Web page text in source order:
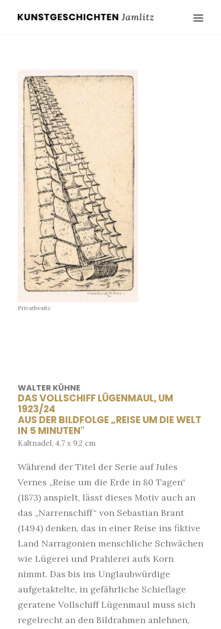
Privatbesitz
WALTER KÜHNE
DAS VOLLSCHIFF LÜGENMAUL, UM
1923/24
AUS DER BILDFOLGE „REISE UM DIE WELT
IN 5 MINUTEN"
Kaltnadel, 4,7 x 9,2 cm
Während der Titel der Serie auf Jules
Vernes „Reise um die Erde in 80 Tagen“
(1873) anspielt, lässt dieses Motiv auch an
das „Narrenschiff“ von Sebastian Brant
(1494) denken, das in einer Reise ins fiktive
Land Narragonien menschliche Schwächen
wie Lügerei und Prahlerei aufs Korn
nimmt. Das bis ins Unglaubwürdige
aufgetaktelte, in gefährliche Schieflage
geratene Vollschiff Lügenmaul muss sich
regelrecht an den Bildrahmen anlehnen,